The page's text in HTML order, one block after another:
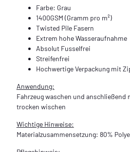
Farbe: Grau
1400GSM (Gramm pro m²)
Twisted Pile Fasern
Extrem hohe Wasseraufnahme
Absolut Fusselfrei
Streifenfrei
Hochwertige Verpackung mit
Anwendung:
Fahrzeug waschen und anschließend
trocken wischen
Wichtige Hinweise:
Materialzusammensetzung: 80%